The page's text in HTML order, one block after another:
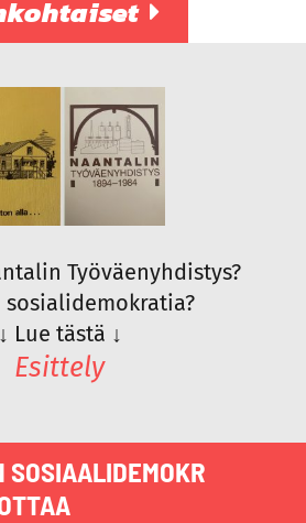
Työväenyhdistys?
sosialidemokratia?
↓ Lue tästä ↓
Esittely